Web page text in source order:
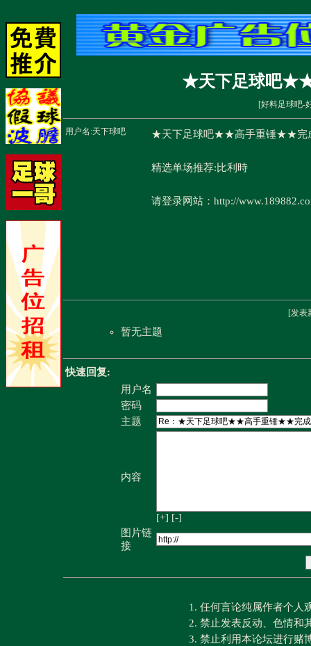
★天下足球吧
[好料足球吧-
用户名:天下球吧 ★天下足球吧★★高手重锤★★完
精选单场推荐:比利時
请登录网站：http://
[发表
暂无主题
快速回复:
用户名
密码
主题
内容
[+] [-]
图片链
接
1. 任何言论纯属作者个人
2. 禁止发表反动、色情和
3. 禁止利用本论坛进行赌